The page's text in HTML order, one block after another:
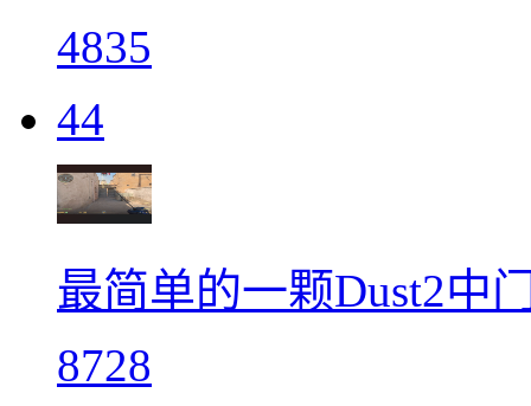
4835
44
最简单的一颗Dust2中
8728